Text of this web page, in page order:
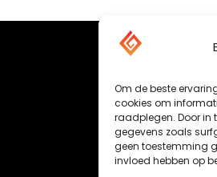
Om de beste
cookies om
raadplegen. Door in
gegevens zoals
geen toestemming
invloed hebben op